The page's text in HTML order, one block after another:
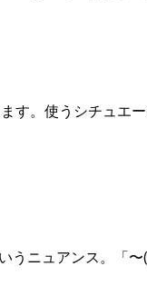
。使うシチュエ
ニュアンス。「